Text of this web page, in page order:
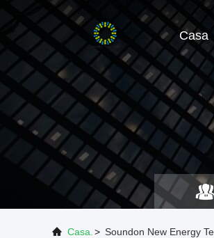
Casa
Casa. > Soundon New Energy